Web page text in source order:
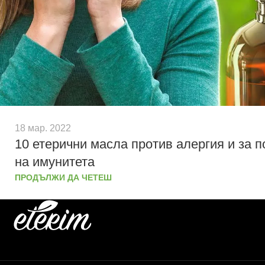
18 мар. 2022
10 етерични масла против алергия и за
на имунитета
ПРОДЪЛЖИ ДА ЧЕТЕШ